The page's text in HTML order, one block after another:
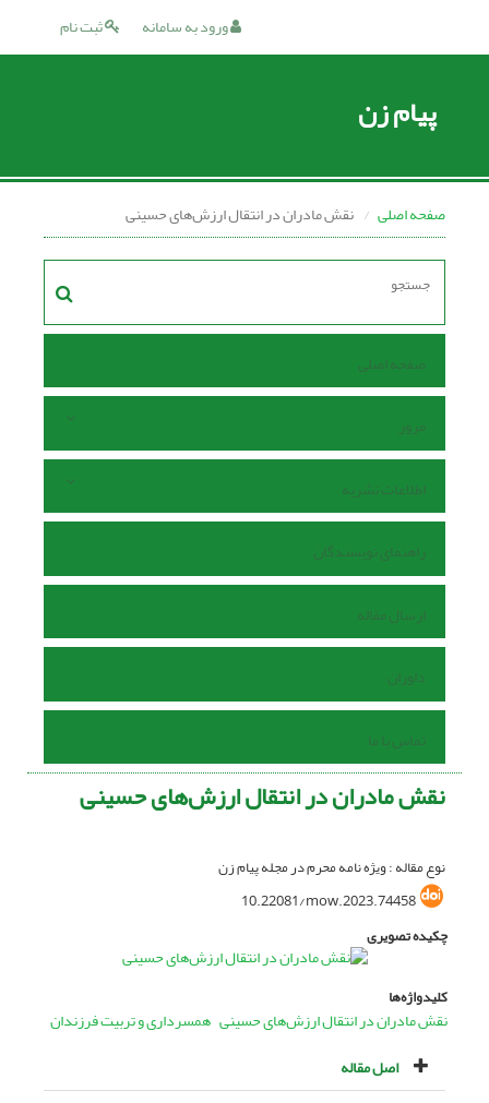
ثبت نام ورود به سامانه
پیام زن
صفحه اصلی نقش مادران در انتقال ارزش‌های حسینی
صفحه اصلی
مرور
اطلاعات نشریه
راهنمای نویسندگان
ارسال مقاله
داوران
تماس با ما
نقش مادران در انتقال ارزش‌های حسینی
نوع مقاله : ویژه نامه محرم در مجله پیام زن
10.22081/mow.2023.74458
چکیده تصویری
کلیدواژه‌ها
نقش مادران در انتقال ارزش‌های حسینی همسرداری و تربیت فرزندان
اصل مقاله